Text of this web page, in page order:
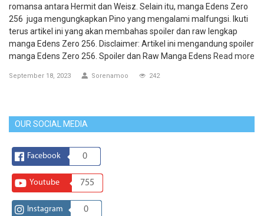
romansa antara Hermit dan Weisz. Selain itu, manga Edens Zero
256 juga mengungkapkan Pino yang mengalami malfungsi. Ikuti
terus artikel ini yang akan membahas spoiler dan raw lengkap
manga Edens Zero 256. Disclaimer: Artikel ini mengandung spoiler
manga Edens Zero 256. Spoiler dan Raw Manga Edens Read more
September 18, 2023 Sorenamoo 242
OUR SOCIAL MEDIA
Facebook 0
Youtube 755
Instagram 0